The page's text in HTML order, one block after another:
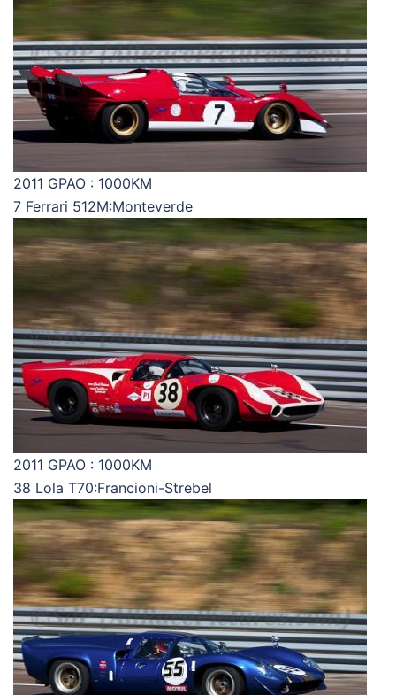
2011 GPAO : 1000KM
7 Ferrari 512M:Monteverde
2011 GPAO : 1000KM
38 Lola T70:Francioni-Strebel